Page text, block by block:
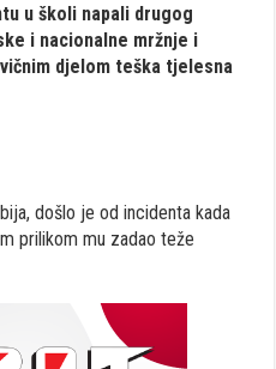
u školi napali drugog
i nacionalne mržnje i
djelom teška tjelesna
došlo je od incidenta kada
prilikom mu zadao teže